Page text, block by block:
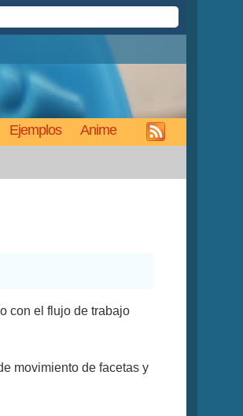
Ejemplos Anime
con el flujo de trabajo
movimiento de facetas y